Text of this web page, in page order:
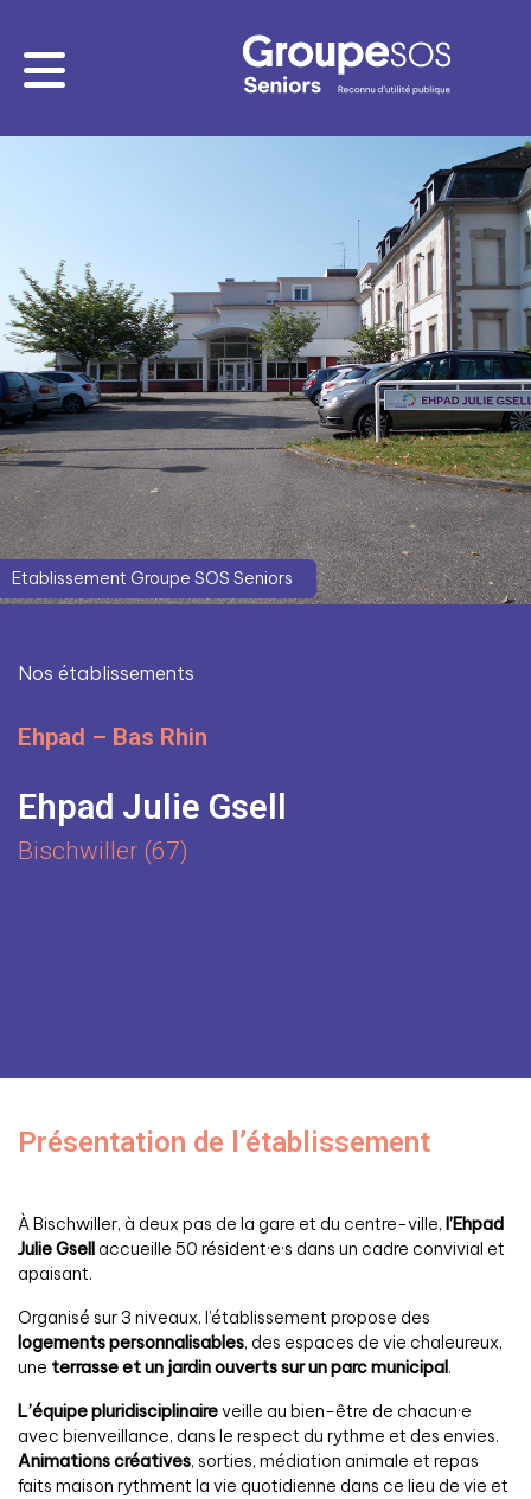
Nos établissements
Ehpad – Bas Rhin
Ehpad Julie Gsell
Bischwiller (67)
Etablissement Groupe SOS Seniors
Présentation de l’établissement
À Bischwiller, à deux pas de la gare et du centre-ville, l’Ehpad
Julie Gsell accueille 50 résident·e·s dans un cadre convivial et
apaisant.
Organisé sur 3 niveaux, l’établissement propose des
logements personnalisables, des espaces de vie chaleureux,
une terrasse et un jardin ouverts sur un parc municipal.
L’équipe pluridisciplinaireveille au bien-être de chacun·e
avec bienveillance, dans le respect du rythme et des envies.
Animations créatives, sorties, médiation animale et repas
faits maison rythment la vie quotidienne dans ce lieu de vie et